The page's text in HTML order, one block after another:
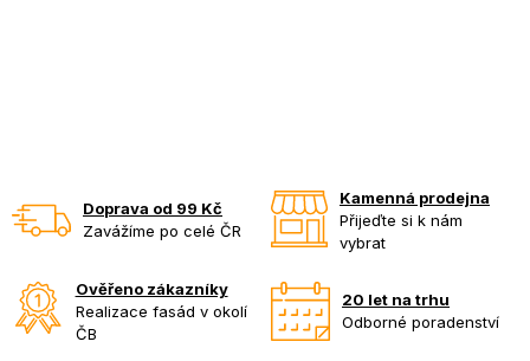
Doprava od 99 Kč
Zavážíme po celé ČR
Kamenná prodejna
Přijeďte si k nám
vybrat
Ověřeno zákazníky
Realizace fasád v okolí
ČB
20 let na trhu
Odborné poradenství